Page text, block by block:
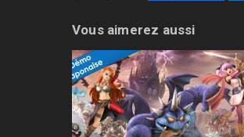
Vous aimerez aussi